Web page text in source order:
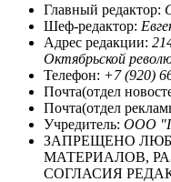
Главный редактор:
Шеф-редактор:
Адрес редакции:
Октябрьской
Телефон: +7 (920)
Почта(отдел
Почта(отдел
Учредитель: ООО
ЗАПРЕЩЕНО
МАТЕРИАЛОВ,
СОГЛАСИЯ